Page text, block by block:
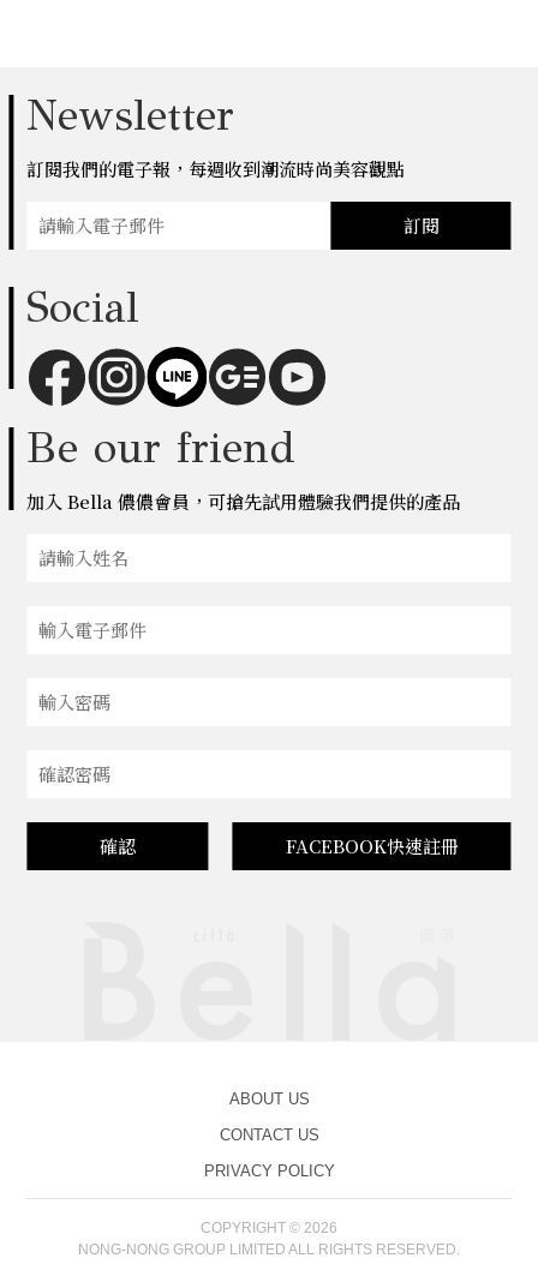
Newsletter
訂閱我們的電子報，每週收到潮流時尚美容觀點
訂閱
Social
Be our friend
加入 Bella 儂儂會員，可搶先試用體驗我們提供的產品
確認 FACEBOOK快速註冊
ABOUT US
CONTACT US
PRIVACY POLICY
COPYRIGHT © 2026
NONG-NONG GROUP LIMITED ALL RIGHTS RESERVED.